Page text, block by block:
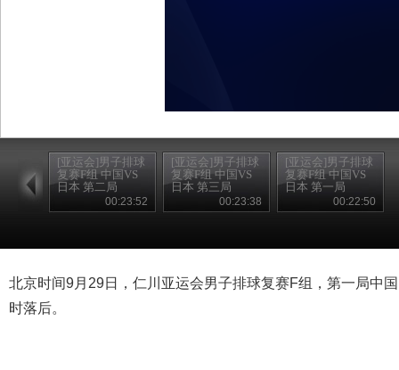
[亚运会]男子排球
复赛F组 中国VS
日本 第二局
00:23:52
[亚运会]男子排球
复赛F组 中国VS
日本 第三局
00:23:38
[亚运会]男子排球
复赛F组 中国VS
日本 第一局
00:22:50
北京时间9月29日，仁川亚运会男子排球复赛F组，第一局中
时落后。